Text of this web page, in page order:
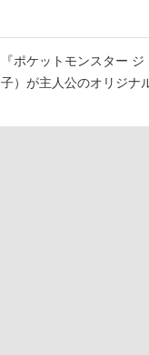
『ポケットモンスター
子）が主人公のオリジナ